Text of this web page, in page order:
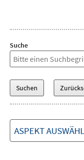
Suche
ASPEKT